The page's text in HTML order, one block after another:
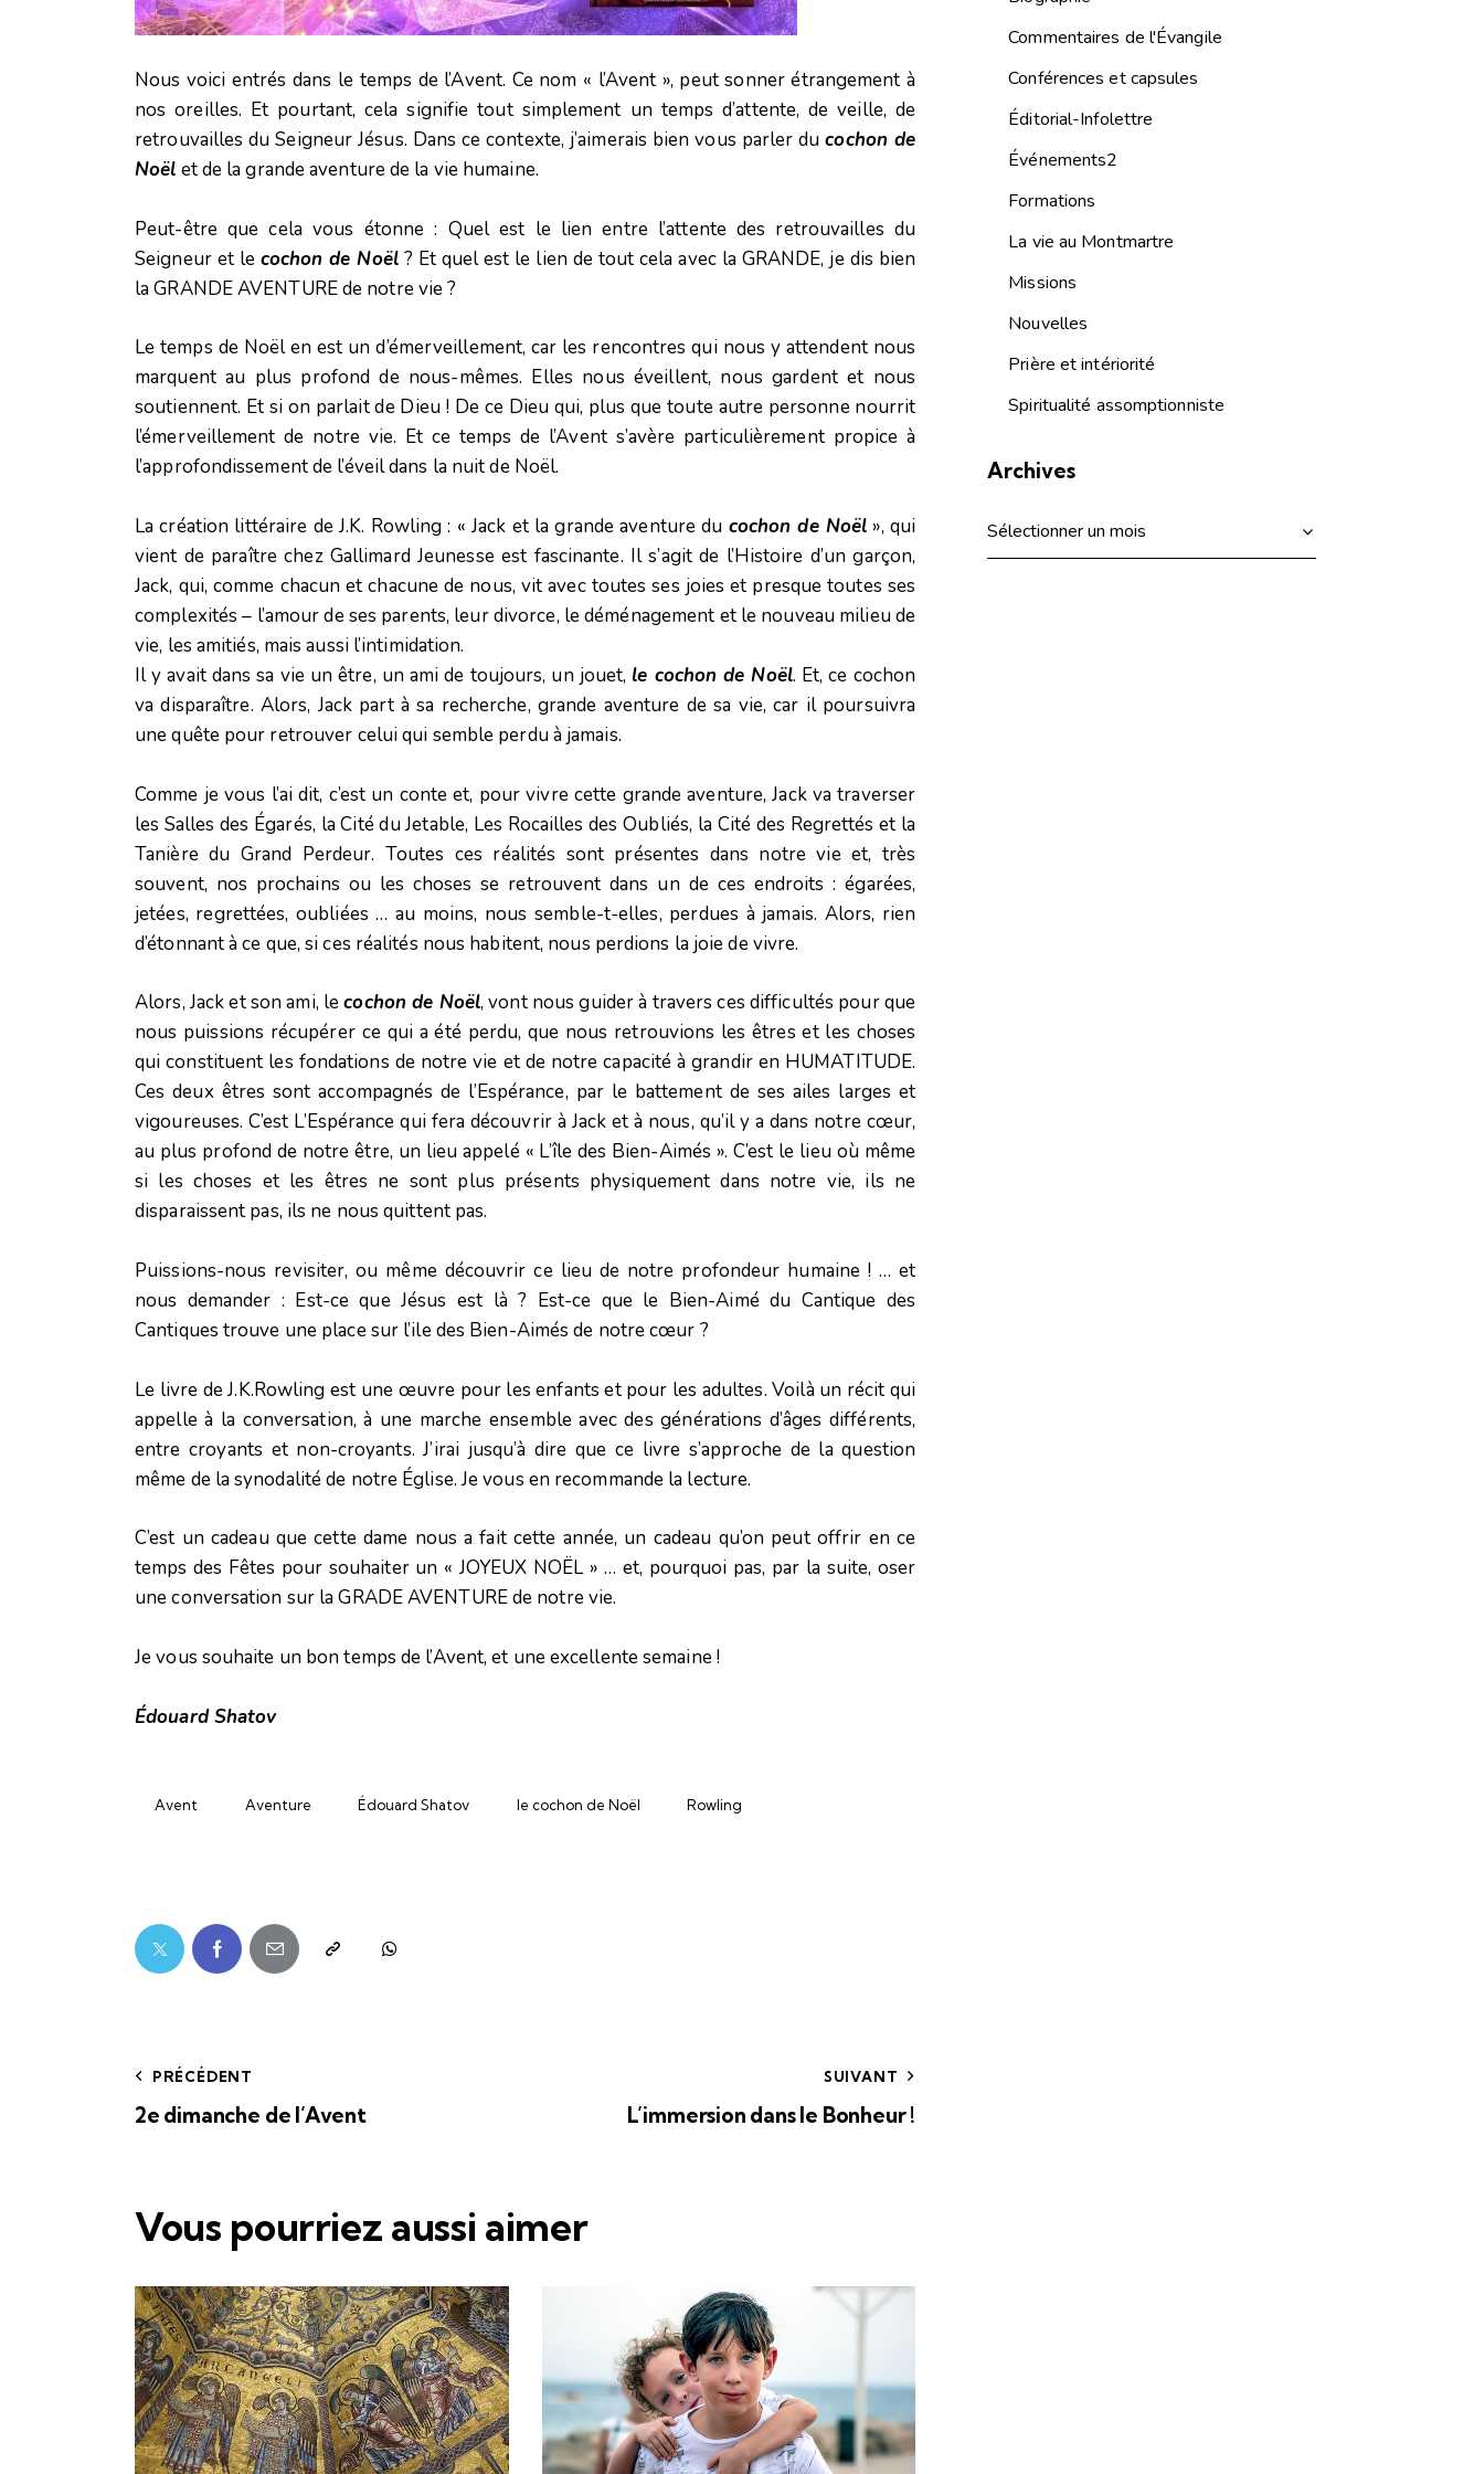
Nous voici entrés dans le temps de l’Avent. Ce nom « l’Avent », peut sonner étrangement à
nos oreilles. Et pourtant, cela signifie tout simplement un temps d’attente, de veille, de
retrouvailles du Seigneur Jésus. Dans ce contexte, j’aimerais bien vous parler ducochon de
Noël et de la grande aventure de la vie humaine.
Peut-être que cela vous étonne : Quel est le lien entre l’attente des retrouvailles du
Seigneur et le cochon de Noël? Et quel est le lien de tout cela avec la GRANDE, je dis bien
la GRANDE AVENTURE de notre vie ?
Le temps de Noël en est un d’émerveillement, car les rencontres qui nous y attendent nous
marquent au plus profond de nous-mêmes. Elles nous éveillent, nous gardent et nous
soutiennent. Et si on parlait de Dieu ! De ce Dieu qui, plus que toute autre personne nourrit
l’émerveillement de notre vie. Et ce temps de l’Avent s’avère particulièrement propice à
l’approfondissement de l’éveil dans la nuit de Noël.
La création littéraire de J.K. Rowling : « Jack et la grande aventure du cochon de Noël », qui
vient de paraître chez Gallimard Jeunesse est fascinante. Il s’agit de l’Histoire d’un garçon,
Jack, qui, comme chacun et chacune de nous, vit avec toutes ses joies et presque toutes ses
complexités – l’amour de ses parents, leur divorce, le déménagement et le nouveau milieu de
vie, les amitiés, mais aussi l’intimidation.
Il y avait dans sa vie un être, un ami de toujours, un jouet, le cochon de Noël. Et, ce cochon
va disparaître. Alors, Jack part à sa recherche, grande aventure de sa vie, car il poursuivra
une quête pour retrouver celui qui semble perdu à jamais.
Comme je vous l’ai dit, c’est un conte et, pour vivre cette grande aventure, Jack va traverser
les Salles des Égarés, la Cité du Jetable, Les Rocailles des Oubliés, la Cité des Regrettés et la
Tanière du Grand Perdeur. Toutes ces réalités sont présentes dans notre vie et, très
souvent, nos prochains ou les choses se retrouvent dans un de ces endroits : égarées,
jetées, regrettées, oubliées … au moins, nous semble-t-elles, perdues à jamais. Alors, rien
d’étonnant à ce que, si ces réalités nous habitent, nous perdions la joie de vivre.
Alors, Jack et son ami, lecochon de Noël, vont nous guider à travers ces difficultés pour que
nous puissions récupérer ce qui a été perdu, que nous retrouvions les êtres et les choses
qui constituent les fondations de notre vie et de notre capacité à grandir en HUMATITUDE.
Ces deux êtres sont accompagnés de l’Espérance, par le battement de ses ailes larges et
vigoureuses. C’est L’Espérance qui fera découvrir à Jack et à nous, qu’il y a dans notre cœur,
au plus profond de notre être, un lieu appelé « L’île des Bien-Aimés ». C’est le lieu où même
si les choses et les êtres ne sont plus présents physiquement dans notre vie, ils ne
disparaissent pas, ils ne nous quittent pas.
Puissions-nous revisiter, ou même découvrir ce lieu de notre profondeur humaine ! … et
nous demander : Est-ce que Jésus est là ? Est-ce que le Bien-Aimé du Cantique des
Cantiques trouve une place sur l’ile des Bien-Aimés de notre cœur ?
Le livre de J.K.Rowling est une œuvre pour les enfants et pour les adultes. Voilà un récit qui
appelle à la conversation, à une marche ensemble avec des générations d’âges différents,
entre croyants et non-croyants. J’irai jusqu’à dire que ce livre s’approche de la question
même de la synodalité de notre Église. Je vous en recommande la lecture.
C’est un cadeau que cette dame nous a fait cette année, un cadeau qu’on peut offrir en ce
temps des Fêtes pour souhaiter un « JOYEUX NOËL » … et, pourquoi pas, par la suite, oser
une conversation sur la GRADE AVENTURE de notre vie.
Je vous souhaite un bon temps de l’Avent, et une excellente semaine !
Édouard Shatov
Avent Aventure Édouard Shatov le cochon de Noël Rowling
PRÉCÉDENT
2e dimanche de l’Avent
SUIVANT
L’immersion dans le Bonheur !
Vous pourriez aussi aimer
Commentaires de l'Évangile
Conférences et capsules
Éditorial-Infolettre
Événements2
Formations
La vie au Montmartre
Missions
Nouvelles
Prière et intériorité
Spiritualité assomptionniste
Archives